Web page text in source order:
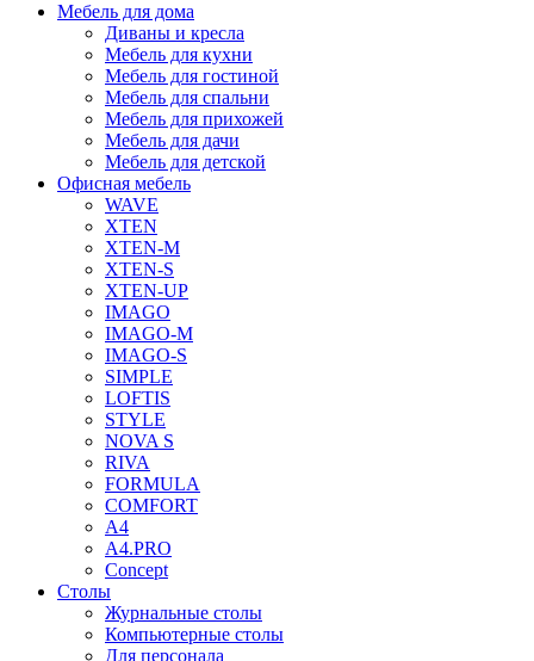
Мебель для дома
Диваны и кресла
Мебель для кухни
Мебель для гостиной
Мебель для спальни
Мебель для прихожей
Мебель для дачи
Мебель для детской
Офисная мебель
WAVE
XTEN
XTEN-M
XTEN-S
XTEN-UP
IMAGO
IMAGO-M
IMAGO-S
SIMPLE
LOFTIS
STYLE
NOVA S
RIVA
FORMULA
COMFORT
A4
A4.PRO
Concept
Столы
Журнальные столы
Компьютерные столы
Для персонала